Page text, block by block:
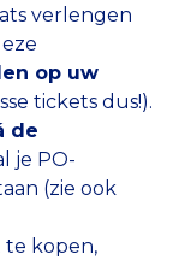
verlengen
op uw
tickets dus!).
de
je PO-
(zie ook
te kopen,